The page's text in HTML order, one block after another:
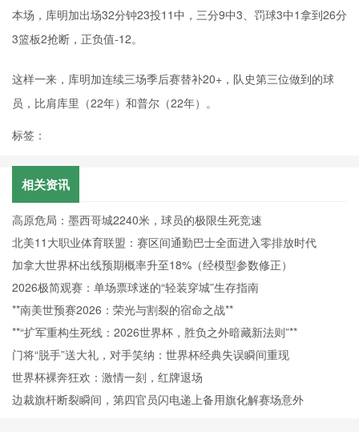
本场，库明加出场32分钟23投11中，三分9中3、罚球3中1拿到26分
3篮板2抢断，正负值-12。
这样一来，库明加连续三场季后赛替补20+，队史第三位做到的球
员，比肩库里（22年）和普尔（22年）。
标签：
相关资讯
高原危局：墨西哥城2240米，球员的极限生死竞速
北美11大职业体育联盟：赛区间通勤巴士全面进入零排放时代
加拿大世界杯出线预期概率升至18%（经模型参数修正）
2026极简观赛：单场票球迷的“轻装穿城”生存指南
**南美世预赛2026：荣光与割裂的宿命之战**
**“扩军重构生死线：2026世界杯，胜负之外暗藏新法则”**
门将“脱手”送大礼，对手笑纳：世界杯经典失误瞬间重现
世界杯裸奔狂欢：激情一刻，红牌退场
边裁旗杆断裂瞬间，第四官员闪电递上备用旗化解赛场意外